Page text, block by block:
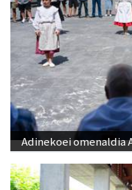
Adinekoei omenaldia